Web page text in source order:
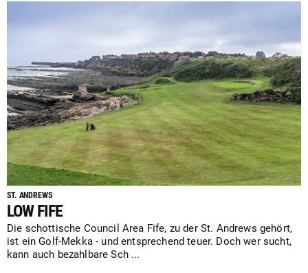
ST. ANDREWS
LOW FIFE
Die schottische Council Area Fife, zu der St. Andrews gehört,
ist ein Golf-Mekka - und entsprechend teuer. Doch wer sucht,
kann auch bezahlbare Sch ...